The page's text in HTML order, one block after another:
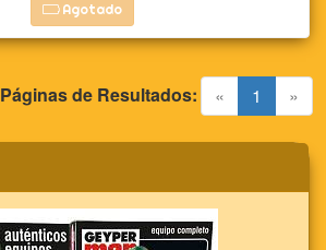
Agotado
« 1 (current)
»
Páginas de Resultados: